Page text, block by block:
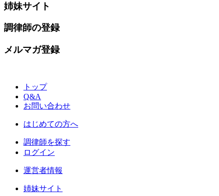
姉妹サイト
調律師の登録
メルマガ登録
トップ
Q&A
お問い合わせ
はじめての方へ
調律師を探す
ログイン
運営者情報
姉妹サイト